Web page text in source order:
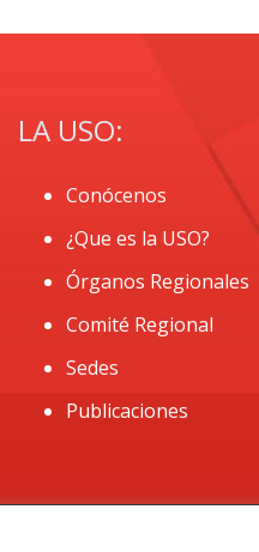
LA USO:
Conócenos
¿Que es la USO?
Órganos Regionales
Comité Regional
Sedes
Publicaciones